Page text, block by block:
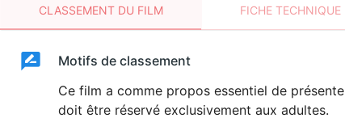
CLASSEMENT DU FILM FICHE TECHNIQUE
ClassementClassement
SEXUALITÉ
EXPLICITE
Motifs de classement
Ce film a comme propos essentiel de
doit être réservé exclusivement aux adultes.